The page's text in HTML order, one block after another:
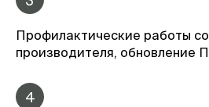
Профилактические работы
производителя, обновление
4